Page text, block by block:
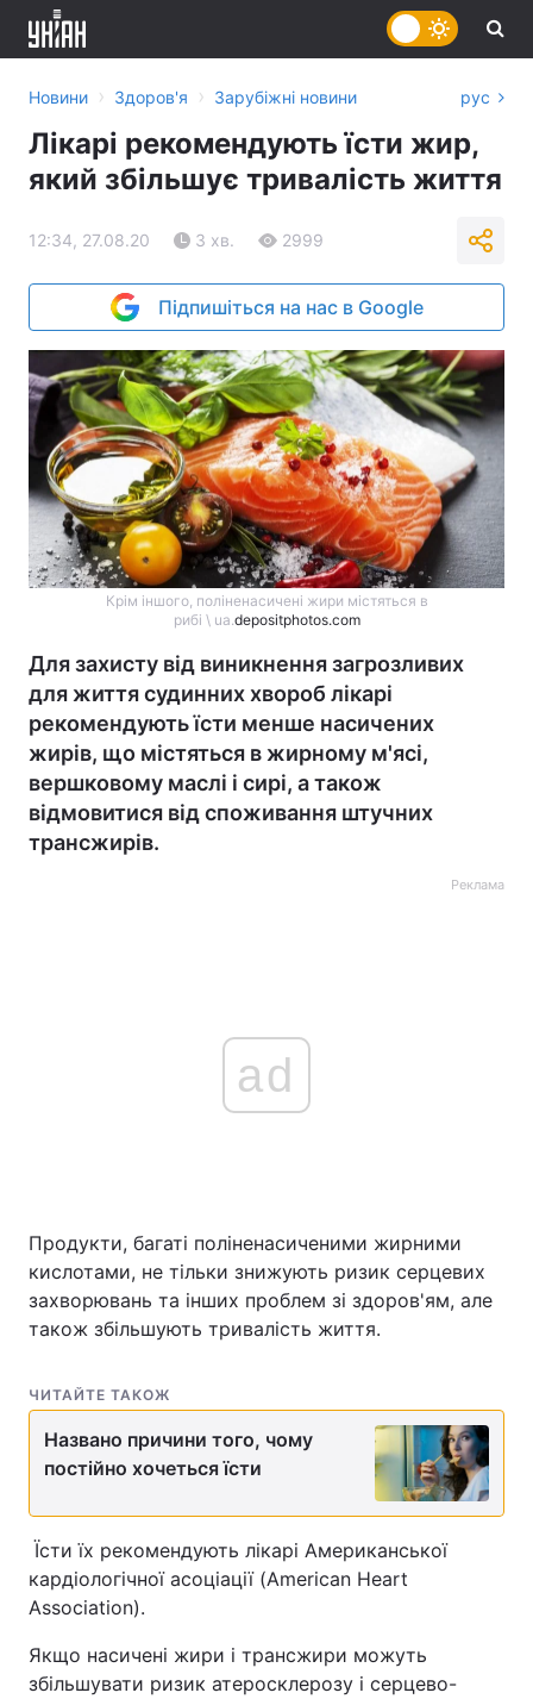
Економіка Світ
Спорт Наука
Зброя
Екологія Регіони
Новини › Здоров'я › Зарубіжні новини рус
Лікарі рекомендують їсти жир,
який збільшує тривалість життя
12:34, 27.08.20 3 хв. 2999
Підпишіться на нас в Google
Крім іншого, поліненасичені жири містяться в
рибі \ ua.depositphotos.com
Для захисту від виникнення загрозливих
для життя судинних хвороб лікарі
рекомендують їсти менше насичених
жирів, що містяться в жирному м'ясі,
вершковому маслі і сирі, а також
відмовитися від споживання штучних
трансжирів.
Реклама
ad
Продукти, багаті поліненасиченими жирними
кислотами, не тільки знижують ризик серцевих
захворювань та інших проблем зі здоров'ям, але
також збільшують тривалість життя.
ЧИТАЙТЕ ТАКОЖ
Названо причини того, чому
постійно хочеться їсти
Їсти їх рекомендують лікарі Американської
кардіологічної асоціації (American Heart
Association).
Якщо насичені жири і трансжири можуть
збільшувати ризик атеросклерозу і серцево-